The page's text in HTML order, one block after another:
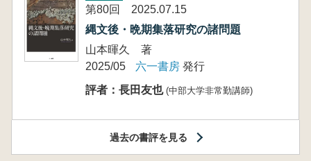
第80回 2025.07.15
縄文後・晩期集落研究の諸問題
山本暉久 著
2025/05
六一書房 発行
評者：長田友也 (中部大学非常勤講師)
過去の書評を見る